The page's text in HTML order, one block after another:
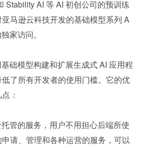
Stability AI 等 AI 初创公司的预训练
马逊云科技开发的基础模型系列 A
家访问。
础模型构建和扩展生成式 AI 应用程
了所有开发者的使用门槛。它的优
：
管的服务，用户不用担心后端所使
请、管理和各种运营的服务，可以